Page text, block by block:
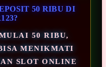
50 RIBU DI
50 RIBU,
MENIKMATI
SLOT ONLINE